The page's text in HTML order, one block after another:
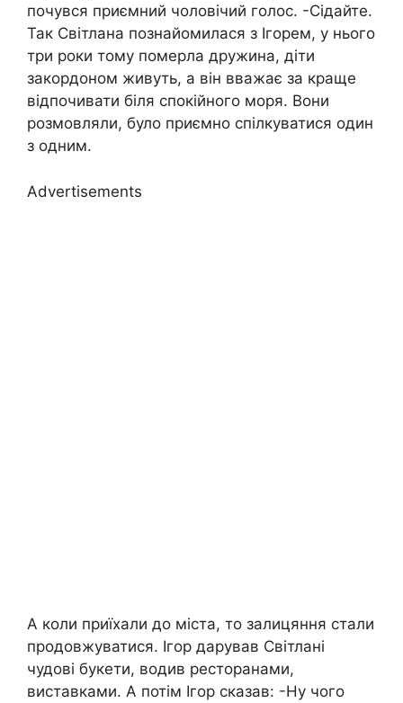
почувся приємний чоловічий голос. -Сідайте.
Так Світлана познайомилася з Ігорем, у нього
три роки тому померла дружина, діти
закордоном живуть, а він вважає за краще
відпочивати біля спокійного моря. Вони
розмовляли, було приємно спілкуватися один
з одним.
Advertisements
А коли приїхали до міста, то залицяння стали
продовжуватися. Ігор дарував Світлані
чудові букети, водив ресторанами,
виставками. А потім Ігор сказав: -Ну чого